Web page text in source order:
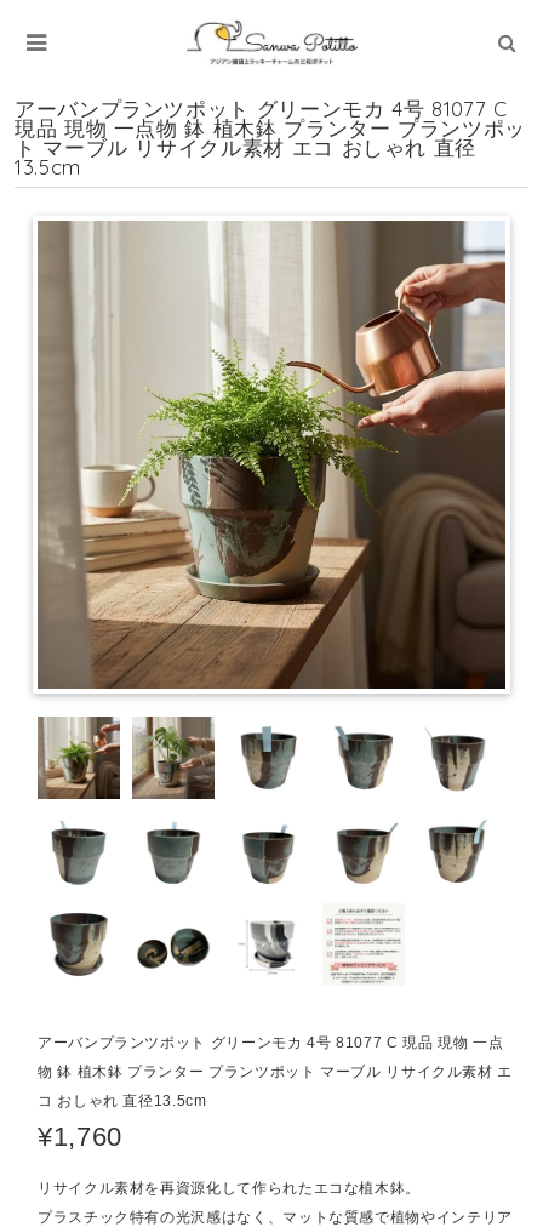
アーバンプランツポット グリーンモカ 4号 81077 C
現品 現物 一点物 鉢 植木鉢 プランター プランツポッ
ト マーブル リサイクル素材 エコ おしゃれ 直径
13.5cm
アーバンプランツポット グリーンモカ 4号 81077 C 現品 現物 一点
物 鉢 植木鉢 プランター プランツポット マーブル リサイクル素材 エ
コ おしゃれ 直径13.5cm
¥1,760
リサイクル素材を再資源化して作られたエコな植木鉢。
プラスチック特有の光沢感はなく、マットな質感で植物やインテリア